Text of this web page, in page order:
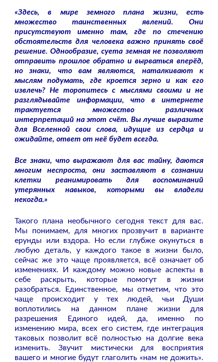
«Здесь, в мире земного плана жизни, есть
множество таинственных явлений. Они
присутствуют именно там, где по стечению
обстоятельств для человека важно принять своё
решение. Однообразие, суета земная не позволяют
отправить прошлое обратно и вырваться вперёд,
но знаки, что вам являются, наталкивают к
мыслям подумать, где кроется зерно и как его
извлечь? Не торопитесь с мыслями своими и не
разглядывайте информации, что в интернете
трактуется множество различных
интерпретаций на этот счёт. Вы лучше выразите
для Вселенной свои слова, идущие из сердца и
ожидайте, ответ от неё будет всегда.
Все знаки, что выражают для вас тайну, даются
многим неспроста, они заставляют в сознании
клетки реанимировать для воспоминаний
утерянных навыков, которыми вы владели
некогда.»
Такого плана необычного сегодня текст для вас.
Мы понимаем, для многих прозвучит в варианте
ерунды или вздора. Но если глубже окунуться в
любую деталь, у каждого такое в жизни было,
сейчас же это чаще проявляется, всё означает об
изменениях. И каждому можно новые аспекты в
себе раскрыть, которые помогут в жизни
разобраться. Единственное, мы отметим, что это
чаще происходит у тех людей, чьи Души
воплотились на данном плане жизни для
разрешения Единого идей, да, именно по
изменению мира, всех его систем, где интеграция
таковых позволит всё полностью на долгие века
изменить. Звучит мистически для восприятия
вашего и многие будут глаголить «нам не дожить».